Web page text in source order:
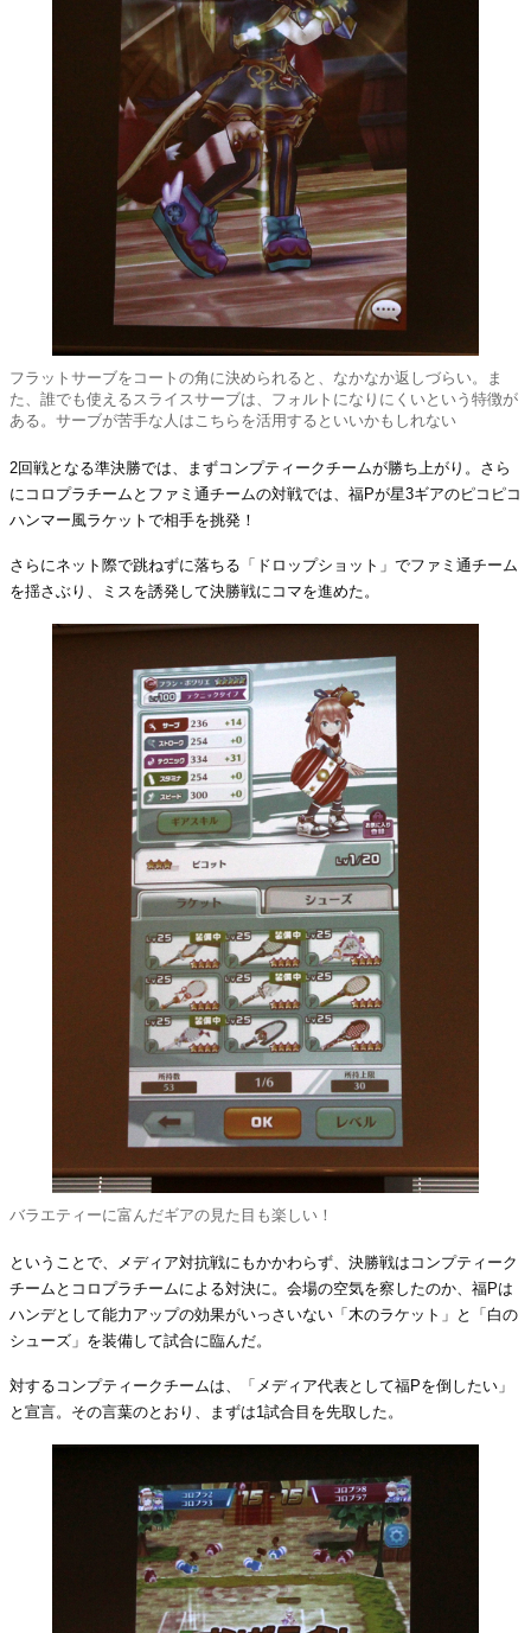
フラットサーブをコートの角に決められると、なかなか返しづらい。ま
た、誰でも使えるスライスサーブは、フォルトになりにくいという特徴が
ある。サーブが苦手な人はこちらを活用するといいかもしれない
2回戦となる準決勝では、まずコンプティークチームが勝ち上がり。さら
にコロプラチームとファミ通チームの対戦では、福Pが星3ギアのピコピコ
ハンマー風ラケットで相手を挑発！
さらにネット際で跳ねずに落ちる「ドロップショット」でファミ通チーム
を揺さぶり、ミスを誘発して決勝戦にコマを進めた。
バラエティーに富んだギアの見た目も楽しい！
ということで、メディア対抗戦にもかかわらず、決勝戦はコンプティーク
チームとコロプラチームによる対決に。会場の空気を察したのか、福Pは
ハンデとして能力アップの効果がいっさいない「木のラケット」と「白の
シューズ」を装備して試合に臨んだ。
対するコンプティークチームは、「メディア代表として福Pを倒したい」
と宣言。その言葉のとおり、まずは1試合目を先取した。